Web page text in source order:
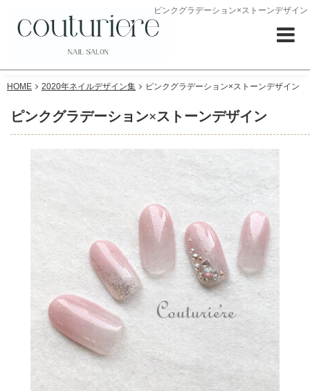
ピンクグラデーション×ストーンデザイン
HOME 2020年ネイルデザイン集 ピンクグラデーション×ストーンデザイン
ピンクグラデーション×ストーンデザイン